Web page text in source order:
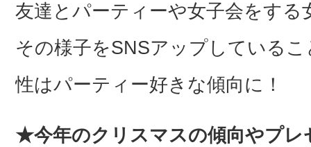
友達とパーティーや女子会をす
その様子をSNSアップしている
性はパーティー好きな傾向に！
★今年のクリスマスの傾向やプレ